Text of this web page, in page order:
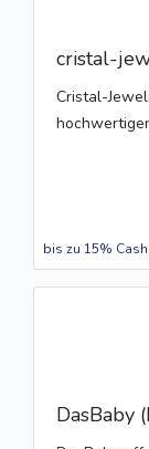
cristal-
Cristal-
bis zu 15%
DasBaby